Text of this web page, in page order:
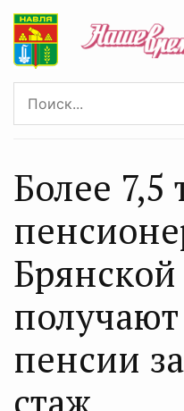
Более 7,5
Брянской
пенсии